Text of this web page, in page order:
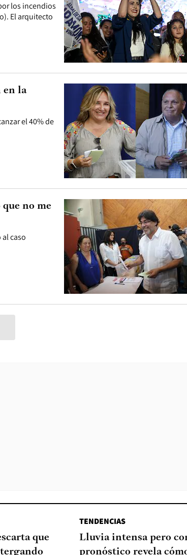
los incendios
El arquitecto
el 40% de
en la
caso
que no me
que
TENDENCIAS
Lluvia intensa pero
pronóstico revela